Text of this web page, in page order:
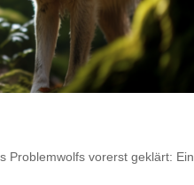
Problemwolfs vorerst geklärt: Ein